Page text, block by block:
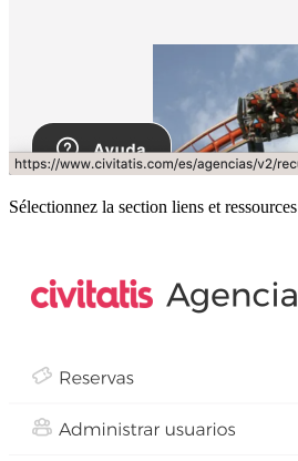
Sélectionnez la section liens et ressources